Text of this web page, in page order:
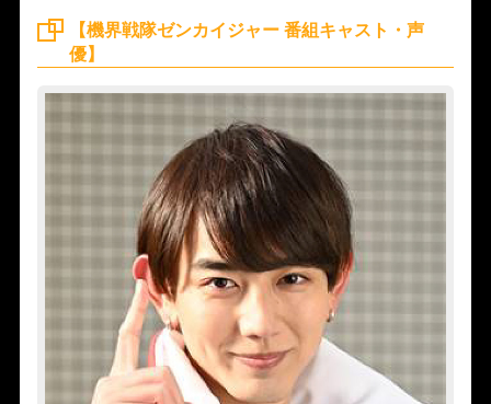
【機界戦隊ゼンカイジャー 番組キャスト・声
優】